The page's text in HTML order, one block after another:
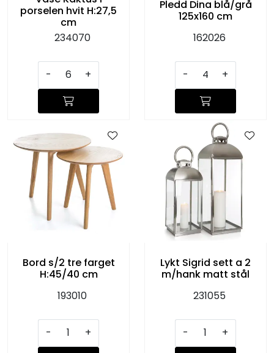
porselen hvit H:27,5
cm
234070
- +
Pledd Dina blå/grå
125x160 cm
162026
- +
Bord s/2 tre farget
H:45/40 cm
193010
- +
Lykt Sigrid sett a 2
m/hank matt stål
231055
- +